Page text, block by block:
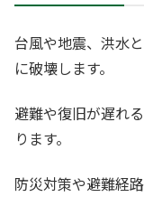
台風や地震、洪水
に破壊します。
避難や復旧が遅れ
ります。
防災対策や避難経